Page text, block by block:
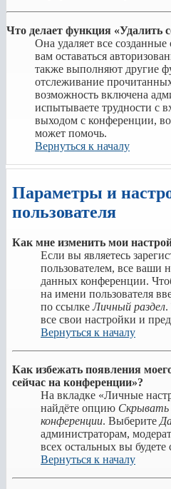
Что делает функция «Удалить
Она удаляет все
вам оставаться
также выполняют другие
отслеживание
возможность включена
испытываете трудности с
выходом с конференции,
может помочь.
Вернуться к началу
Параметры и
пользователя
Как мне изменить мои
Если вы являетесь
пользователем, все ваши
данных конференции.
на имени пользователя
по ссылкеЛичный раздел.
все свои настройки и
Вернуться к началу
Как избежать появления
сейчас на конференции»?
На вкладке «Личные
найдёте опцию Скрывать
конференции. Выберите
администраторам,
всех остальных вы
Вернуться к началу